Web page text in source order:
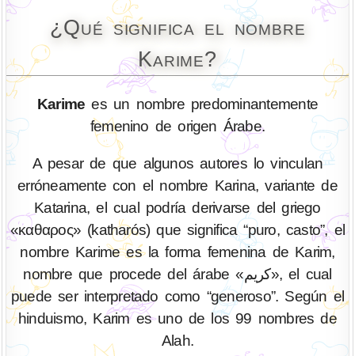
¿Qué significa el nombre
Karime?
Karime es un nombre predominantemente
femenino de origen Árabe.
A pesar de que algunos autores lo vinculan
erróneamente con el nombre Karina, variante de
Katarina, el cual podría derivarse del griego
«καθαρος» (katharós) que significa “puro, casto”, el
nombre Karime es la forma femenina de Karim,
nombre que procede del árabe «کریم», el cual
puede ser interpretado como “generoso”. Según el
hinduismo, Karim es uno de los 99 nombres de
Alah.